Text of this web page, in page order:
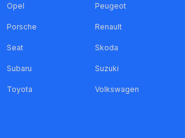
Opel Peugeot
Porsche Renault
Seat Skoda
Subaru Suzuki
Toyota Volkswagen